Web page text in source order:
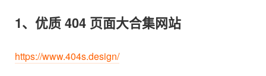
1、优质 404 页面大合集网站
https://www.404s.design/